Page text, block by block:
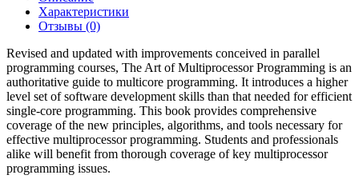
Характеристики
Отзывы (0)
Revised and updated with improvements conceived in parallel
programming courses, The Art of Multiprocessor Programming is an
authoritative guide to multicore programming. It introduces a higher
level set of software development skills than that needed for efficient
single-core programming. This book provides comprehensive
coverage of the new principles, algorithms, and tools necessary for
effective multiprocessor programming. Students and professionals
alike will benefit from thorough coverage of key multiprocessor
programming issues.